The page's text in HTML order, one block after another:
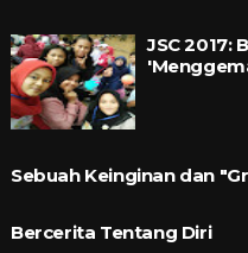
JSC 2017:
Sebuah Keinginan dan
Bercerita Tentang Diri